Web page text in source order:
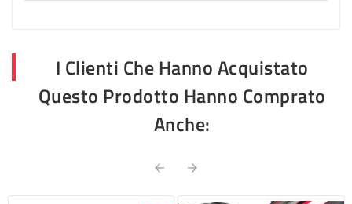
I Clienti Che Hanno Acquistato
Questo Prodotto Hanno Comprato
Anche:
 